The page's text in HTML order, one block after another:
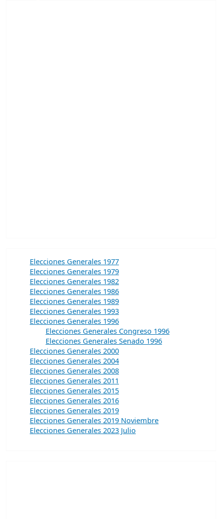
Elecciones Generales 1977
Elecciones Generales 1979
Elecciones Generales 1982
Elecciones Generales 1986
Elecciones Generales 1989
Elecciones Generales 1993
Elecciones Generales 1996
Elecciones Generales Congreso 1996
Elecciones Generales Senado 1996
Elecciones Generales 2000
Elecciones Generales 2004
Elecciones Generales 2008
Elecciones Generales 2011
Elecciones Generales 2015
Elecciones Generales 2016
Elecciones Generales 2019
Elecciones Generales 2019 Noviembre
Elecciones Generales 2023 Julio